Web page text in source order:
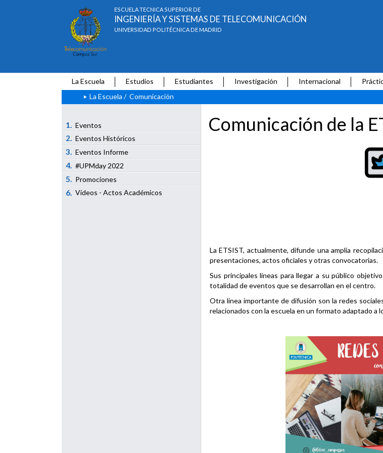
ESCUELA TÉCNICA SUPERIOR DE
INGENIERÍA Y SISTEMAS DE TELECOMUNICACIÓN
UNIVERSIDAD POLITÉCNICA DE MADRID
La Escuela Estudios Estudiantes Investigación Internacional
La Escuela / Comunicación
1. Eventos
2. Eventos Históricos
3. Eventos Informe
4. #UPMday 2022
5. Promociones
6. Vídeos - Actos Académicos
Comunicación de la
La ETSIST, actualmente, difunde una amplia
presentaciones, actos oficiales y otras convocatorias.
Sus principales líneas para llegar a su público
totalidad de eventos que se desarrollan en el centro.
Otra línea importante de difusión son la redes
relacionados con la escuela en un formato adaptado a